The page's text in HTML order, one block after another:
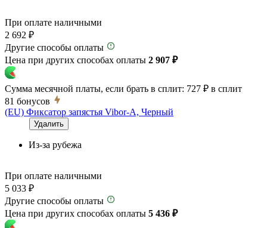
При оплате наличными
2 692 ₽
Другие способы оплаты
Цена при других способах оплаты 2 907 ₽
Сумма месячной платы, если брать в сплит: 727 ₽ в сплит
81 бонусов
(EU) Фиксатор запястья Vibor-A, Черный
Удалить
Из-за рубежа
При оплате наличными
5 033 ₽
Другие способы оплаты
Цена при других способах оплаты 5 436 ₽